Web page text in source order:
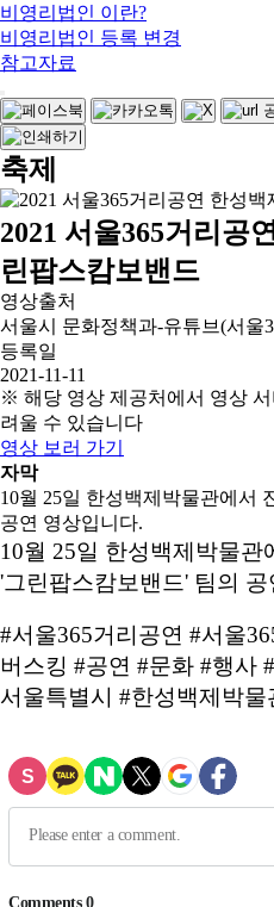
비영리법인 이란?
비영리법인 등록 변경
참고자료
축제
2021 서울365거리공
린팝스캄보밴드
영상출처
서울시 문화정책과-유튜브(서울
등록일
2021-11-11
※ 해당 영상 제공처에서 영상
려울 수 있습니다
영상 보러 가기
자막
10월 25일 한성백제박물관에서
공연 영상입니다.
10월 25일 한성백제박물관
'그린팝스캄보밴드' 팀의
#서울365거리공연 #서울
버스킹 #공연 #문화 #행사
서울특별시 #한성백제박